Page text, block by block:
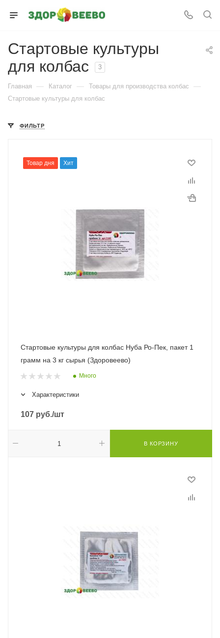
Стартовые культуры
для колбас
3
Главная — Каталог — Товары для производства колбас —
Стартовые культуры для колбас
ФИЛЬТР
Товар дня Хит
Стартовые культуры для колбас Нуба Ро-Пек, пакет 1
грамм на 3 кг сырья (Здоровеево)
Много
Характеристики
107 руб./шт
В КОРЗИНУ